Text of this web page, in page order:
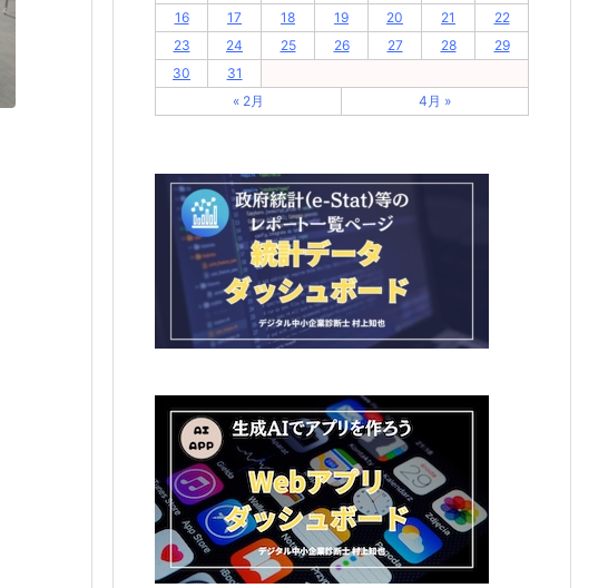
16
17 18 19 20 21
22
23
24 25 26 27 28
29
30
31
« 2月
4月 »